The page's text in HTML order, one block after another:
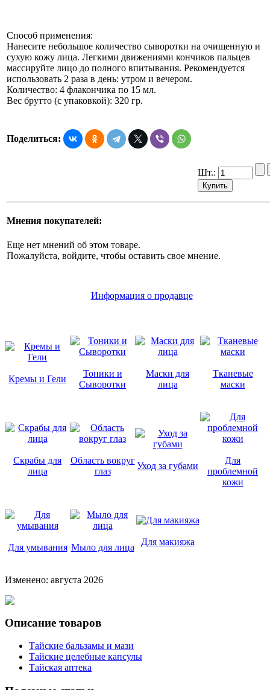
Способ применения:
Нанесите небольшое количество сыворотки на очищенную и
сухую кожу лица. Легкими движениями кончиков пальцев
массируйте лицо до полного впитывания. Рекомендуется
использовать 2 раза в день: утром и вечером.
Количество: 4 флакончика по 15 мл.
Вес брутто (с упаковкой): 320 гр.
Поделиться:
Шт.:
Мнения покупателей:
Еще нет мнений об этом товаре.
Пожалуйста, войдите, чтобы оставить свое мнение.
Информация о продавце
Кремы и Гели
Тоники и
Сыворотки
Маски для
лица
Тканевые
маски
Скрабы для
лица
Область вокруг
глаз
Уход за губами
Для
проблемной
кожи
Для умывания Мыло для лица
Для макияжа
Изменено: августа 2026
Описание товаров
Тайские бальзамы и мази
Тайские целебные капсулы
Тайская аптека